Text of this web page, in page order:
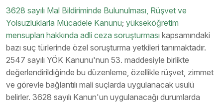
3628 sayılı Mal Bildiriminde Bulunulması, Rüşvet ve
Yolsuzluklarla Mücadele Kanunu; yükseköğretim
mensupları hakkında adli ceza soruşturması kapsamındaki
bazı suç türlerinde özel soruşturma yetkileri tanımaktadır.
2547 sayılı YÖK Kanunu'nun 53. maddesiyle birlikte
değerlendirildiğinde bu düzenleme, özellikle rüşvet, zimmet
ve görevle bağlantılı mali suçlarda uygulanacak usulü
belirler. 3628 sayılı Kanun'un uygulanacağı durumlarda